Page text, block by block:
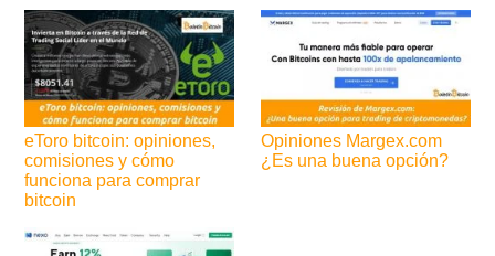
eToro bitcoin: opiniones,
comisiones y cómo
funciona para comprar
bitcoin
Opiniones Margex.com
¿Es una buena opción?